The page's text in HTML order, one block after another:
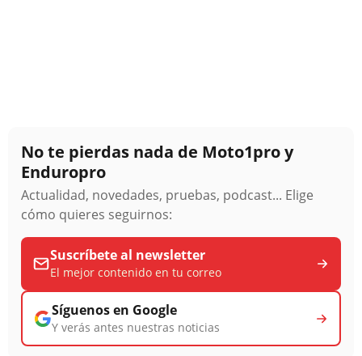
No te pierdas nada de Moto1pro y
Enduropro
Actualidad, novedades, pruebas, podcast... Elige
cómo quieres seguirnos:
Suscríbete al newsletter
El mejor contenido en tu correo
Síguenos en Google
Y verás antes nuestras noticias